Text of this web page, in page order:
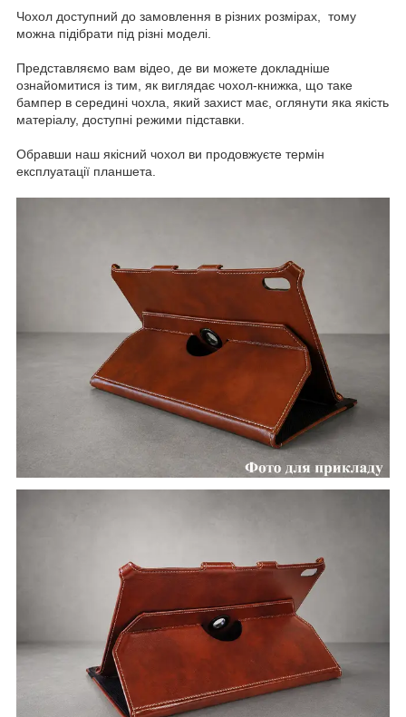
Чохол доступний до замовлення в різних розмірах, тому
можна підібрати під різні моделі.
Представляємо вам відео, де ви можете докладніше
ознайомитися із тим, як виглядає чохол-книжка, що таке
бампер в середині чохла, який захист має, оглянути яка якість
матеріалу, доступні режими підставки.
Обравши наш якісний чохол ви продовжуєте термін
експлуатації планшета.